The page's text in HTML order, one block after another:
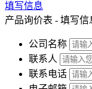
填写信息
产品询价表 - 填写信
公司名称
联系人
联系电话